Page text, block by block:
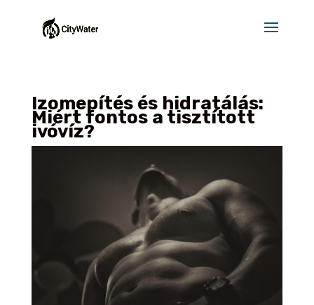
Izomepítés és hidratálás:
Miért fontos a tisztított
ivóvíz?